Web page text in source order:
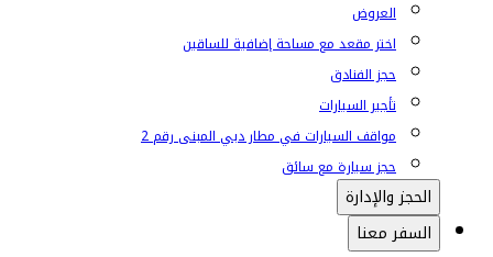
العروض
اختر مقعد مع مساحة إضافية للساقين
حجز الفنادق
تأجير السيارات
مواقف السيارات في مطار دبي المبنى رقم 2
حجز سيارة مع سائق
الحجز والإدارة
السفر معنا